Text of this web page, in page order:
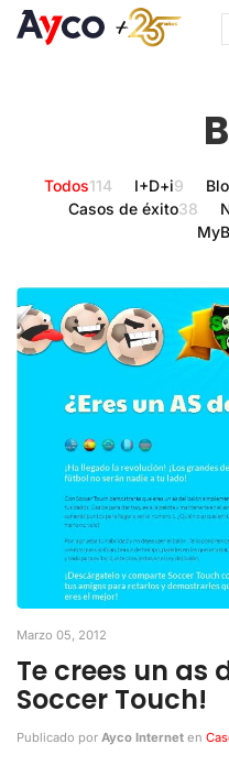
Todos114 I+D+i9
Casos de éxito38
Marzo 05, 2012
Te crees un as
Soccer Touch!
Publicado por Ayco Internet en